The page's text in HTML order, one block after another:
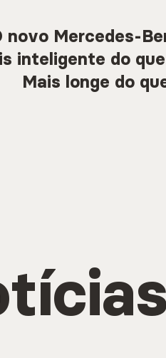
novo Mercedes-
inteligente do
Mais longe do